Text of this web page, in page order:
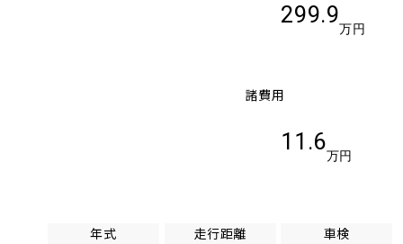
299.9
万円
諸費用
11.6
万円
年式
走行距離
車検